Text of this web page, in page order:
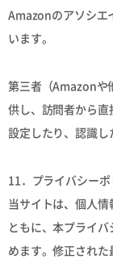
Amazonのアソシエ
います。
第三者（Amazonや
供し、訪問者から
設定したり、認識し
11．プライバシー
当サイトは、個人
ともに、本プライ
めます。修正され